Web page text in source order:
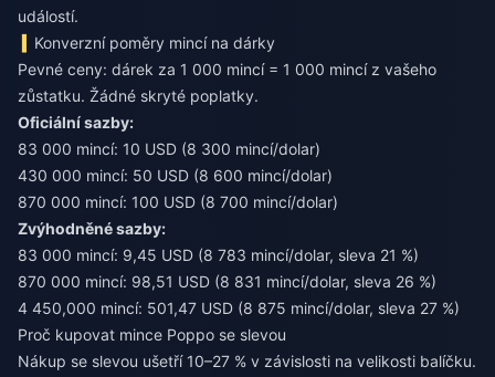
událostí.
Konverzní poměry mincí na dárky
Pevné ceny: dárek za 1 000 mincí = 1 000 mincí z vašeho
zůstatku. Žádné skryté poplatky.
Oficiální sazby:
83 000 mincí: 10 USD (8 300 mincí/dolar)
430 000 mincí: 50 USD (8 600 mincí/dolar)
870 000 mincí: 100 USD (8 700 mincí/dolar)
Zvýhodněné sazby:
83 000 mincí: 9,45 USD (8 783 mincí/dolar, sleva 21 %)
870 000 mincí: 98,51 USD (8 831 mincí/dolar, sleva 26 %)
4 450,000 mincí: 501,47 USD (8 875 mincí/dolar, sleva 27 %)
Proč kupovat mince Poppo se slevou
Nákup se slevou ušetří 10–27 % v závislosti na velikosti balíčku.